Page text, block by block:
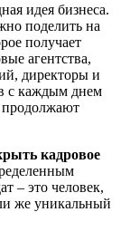
идея бизнеса.
поделить на
получает
агентства,
директоры и
с каждым днем
продолжают
кадровое
– это человек,
же уникальный